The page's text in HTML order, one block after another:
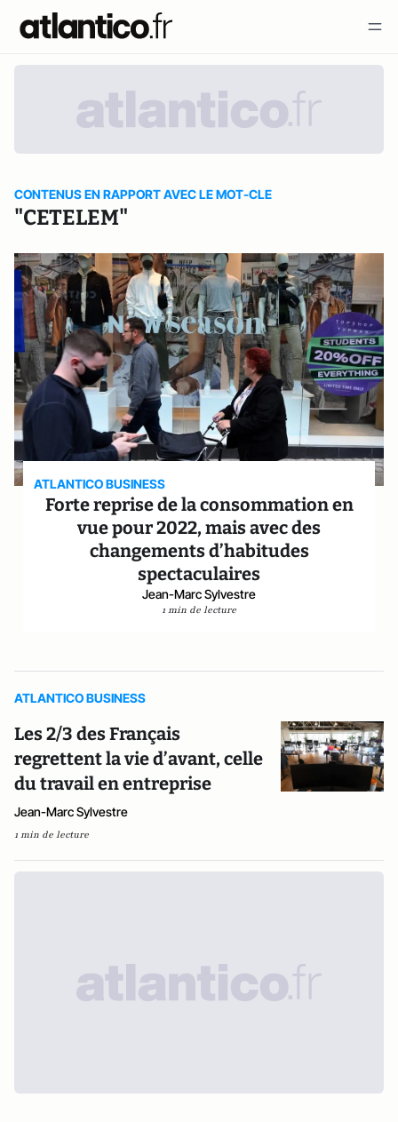
CONTENUS EN RAPPORT AVEC LE MOT-CLE
"CETELEM"
ATLANTICO BUSINESS
Forte reprise de la consommation en
vue pour 2022, mais avec des
changements d’habitudes
spectaculaires
Jean-Marc Sylvestre
1 min de lecture
ATLANTICO BUSINESS
Les 2/3 des Français
regrettent la vie d’avant, celle
du travail en entreprise
Jean-Marc Sylvestre
1 min de lecture